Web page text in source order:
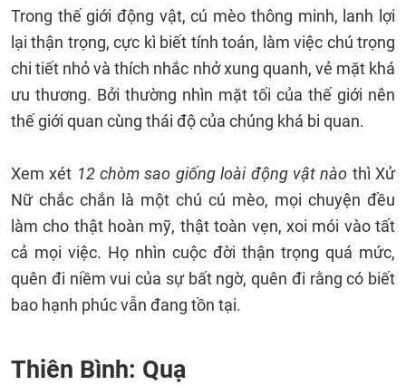
Trong thế giới động vật, cú mèo thông minh, lanh lợi
lại thận trọng, cực kì biết tính toán, làm việc chú trọng
chi tiết nhỏ và thích nhắc nhở xung quanh, vẻ mặt khá
ưu thương. Bởi thường nhìn mặt tối của thế giới nên
thế giới quan cùng thái độ của chúng khá bi quan.
Xem xét 12 chòm sao giống loài động vật nào thì Xử
Nữ chắc chắn là một chú cú mèo, mọi chuyện đều
làm cho thật hoàn mỹ, thật toàn vẹn, xoi mói vào tất
cả mọi việc. Họ nhìn cuộc đời thận trọng quá mức,
quên đi niềm vui của sự bất ngờ, quên đi rằng có biết
bao hạnh phúc vẫn đang tồn tại.
Thiên Bình: Quạ